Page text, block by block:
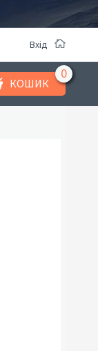
Вхід
КОШИК